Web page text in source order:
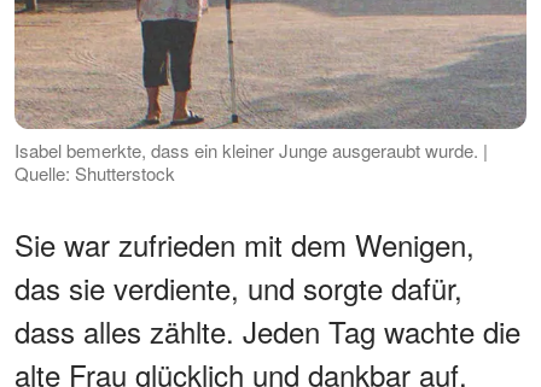
Isabel bemerkte, dass ein kleiner Junge ausgeraubt wurde. |
Quelle: Shutterstock
Sie war zufrieden mit dem Wenigen,
das sie verdiente, und sorgte dafür,
dass alles zählte. Jeden Tag wachte die
alte Frau glücklich und dankbar auf,